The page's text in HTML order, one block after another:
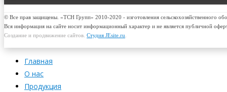
© Все прав защищены. «ТСН Групп» 2010-2020 - изготовления сельскохозяйственного
Вся информация на сайте носит информационный характер и не является публичной
Создание и продвижение сайтов. Студия JEsite.ru
Главная
О нас
Продукция